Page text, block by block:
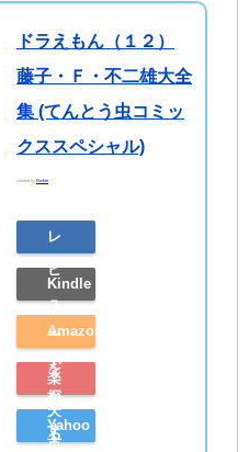
ドラえもん（１２）
藤子・Ｆ・不二雄大全
集 (てんとう虫コミッ
クススペシャル)
created byRinker
レ
ビ
ュ
ー
を
見
る
Kindle
Amazon
で
探
す
楽
天
市
Yahoo